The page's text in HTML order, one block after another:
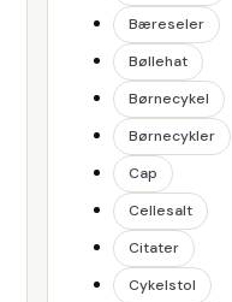
Bæreseler
Bøllehat
Børnecykel
Børnecykler
Cap
Cellesalt
Citater
Cykelstol